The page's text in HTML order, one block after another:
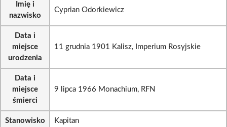
Imię i
nazwisko
Cyprian Odorkiewicz
Data i
miejsce
urodzenia
11 grudnia 1901 Kalisz, Imperium Rosyjskie
Data i
miejsce
śmierci
9 lipca 1966 Monachium, RFN
Stanowisko Kapitan